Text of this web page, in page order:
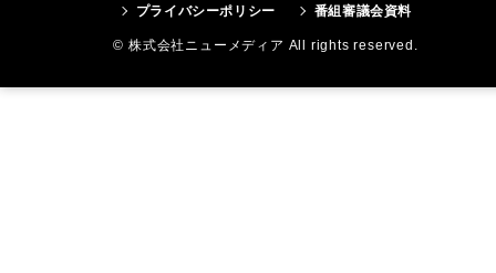
プライバシーポリシー 番組審議会資料
© 株式会社ニューメディア All rights reserved.